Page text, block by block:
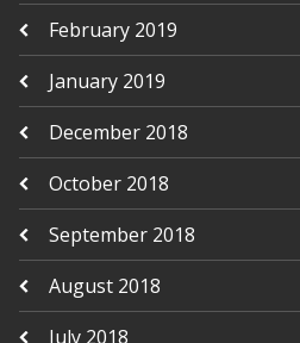
February 2019
January 2019
December 2018
October 2018
September 2018
August 2018
July 2018